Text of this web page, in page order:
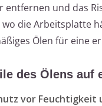
entfernen und das
wo die Arbeitsplatte
Ölen für eine
des Ölens auf
vor Feuchtigkeit